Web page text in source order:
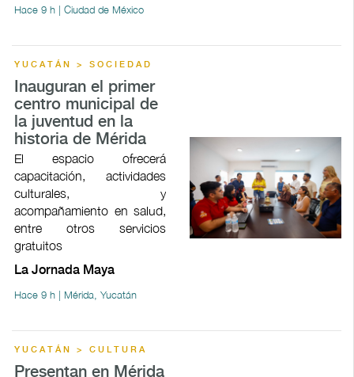
Hace 9 h | Ciudad de México
YUCATÁN > SOCIEDAD
Inauguran el primer
centro municipal de
la juventud en la
historia de Mérida
El espacio ofrecerá
capacitación, actividades
culturales, y
acompañamiento en salud,
entre otros servicios
gratuitos
La Jornada Maya
Hace 9 h | Mérida, Yucatán
YUCATÁN > CULTURA
Presentan en Mérida